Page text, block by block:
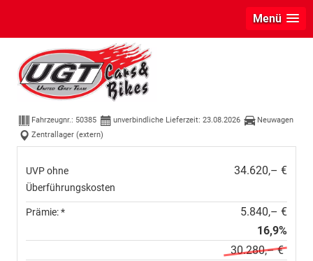
Menü
Skoda KamiqSelection 1.0 TSI DSG
Kamera+PDCvohi+Sitzheizung+AppConnect+Sunset+Alu16
Fahrzeugnr.: 50385 unverbindliche Lieferzeit: 23.08.2026
Neuwagen
Zentrallager (extern)
UVP ohne
Überführungskosten
34.620,– €
Prämie: *
5.840,– €
16,9%
30.280,– €